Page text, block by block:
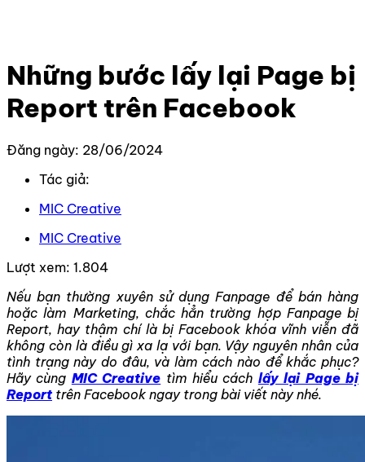
Những bước lấy lại Page bị
Report trên Facebook
Đăng ngày: 28/06/2024
Tác giả:
MIC Creative
MIC Creative
Lượt xem: 1.804
Nếu bạn thường xuyên sử dụng Fanpage để bán hàng
hoặc làm Marketing, chắc hẳn trường hợp Fanpage bị
Report, hay thậm chí là bị Facebook khóa vĩnh viễn đã
không còn là điều gì xa lạ với bạn. Vậy nguyên nhân của
tình trạng này do đâu, và làm cách nào để khắc phục?
Hãy cùng MIC Creative tìm hiểu cách lấy lại Page bị
Report trên Facebook ngay trong bài viết này nhé.